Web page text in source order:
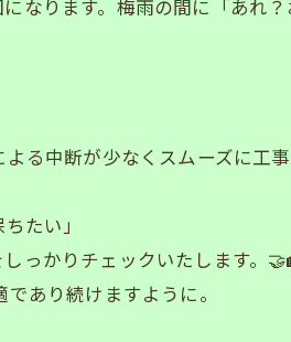
なります。梅雨の間に「あれ？
る中断が少なくスムーズに工
たい」
っかりチェックいたします。
あり続けますように。